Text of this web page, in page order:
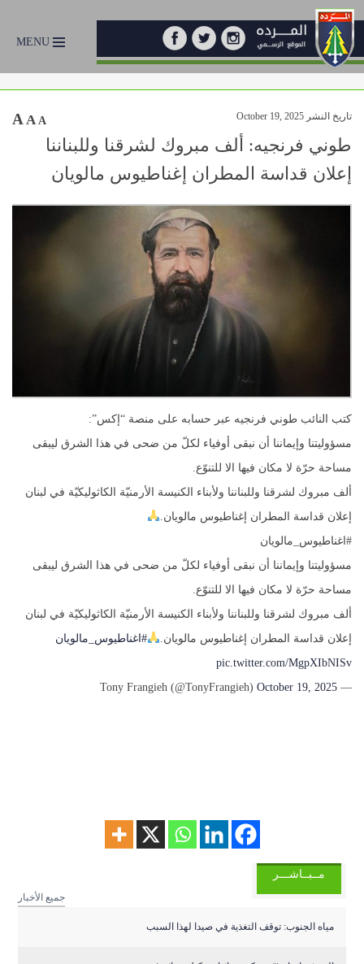
MENU
تاريخ النشر October 19, 2025 A A A
طوني فرنجيه: ألف مبروك لشرقنا وللبناننا
إعلان قداسة المطران إغناطيوس مالويان
كتب النائب طوني فرنجيه عبر حسابه على منصة “إكس”:
مسؤوليتنا وإيماننا أن نبقى أوفياء لكلّ من ضحى في هذا الشرق ليبقى
مساحة حرّة لا مكان فيها الا للتنوّع.
ألف مبروك لشرقنا وللبناننا ولأبناء الكنيسة الأرمنيّة الكاثوليكيّة في لبنان
إعلان قداسة المطران إغناطيوس مالويان.
#اغناطيوس_مالويان
مسؤوليتنا وإيماننا أن نبقى أوفياء لكلّ من ضحى في هذا الشرق ليبقى
مساحة حرّة لا مكان فيها الا للتنوّع.
ألف مبروك لشرقنا وللبناننا ولأبناء الكنيسة الأرمنيّة الكاثوليكيّة في لبنان
إعلان قداسة المطران إغناطيوس مالويان.
#اغناطيوس_مالويان
pic.twitter.com/MgpXIbNISv
— Tony Frangieh (@TonyFrangieh)
October 19, 2025
مــبــاشـــر
جميع الأخبار
مياه الجنوب: توقف التغذية في صيدا لهذا السبب